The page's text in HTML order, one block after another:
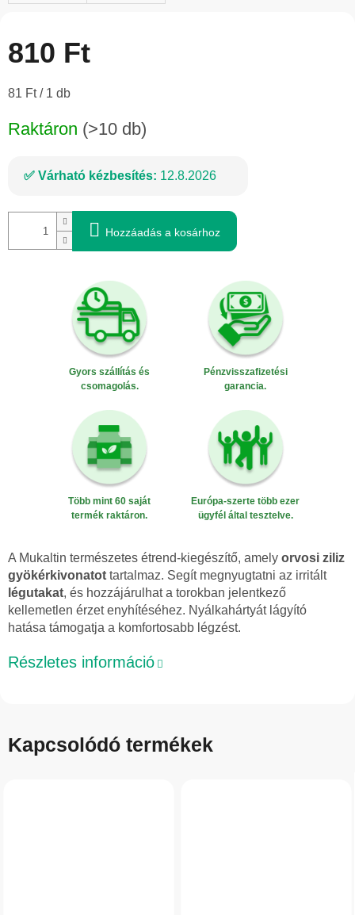
810 Ft
Egységár:
81 Ft / 1 db
Raktáron (>10 db)
Várható kézbesítés: 12.8.2026
Hozzáadás a kosárhoz
Gyors szállítás és
csomagolás.
Pénzvisszafizetési
garancia.
Több mint 60 saját
termék raktáron.
Európa-szerte több ezer
ügyfél által tesztelve.
A Mukaltin természetes étrend-kiegészítő, amely orvosi ziliz
gyökérkivonatot tartalmaz. Segít megnyugtatni az irritált
légutakat, és hozzájárulhat a torokban jelentkező
kellemetlen érzet enyhítéséhez. Nyálkahártyát lágyító
hatása támogatja a komfortosabb légzést.
Részletes információ
Kapcsolódó termékek